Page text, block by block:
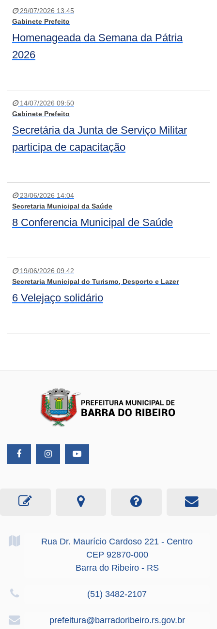
29/07/2026 13:45
Gabinete Prefeito
Homenageada da Semana da Pátria
2026
14/07/2026 09:50
Gabinete Prefeito
Secretária da Junta de Serviço Militar
participa de capacitação
23/06/2026 14:04
Secretaria Municipal da Saúde
8 Conferencia Municipal de Saúde
19/06/2026 09:42
Secretaria Municipal do Turismo, Desporto e Lazer
6 Velejaço solidário
Rua Dr. Maurício Cardoso 221 - Centro
CEP 92870-000
Barra do Ribeiro - RS
(51) 3482-2107
prefeitura@barradoribeiro.rs.gov.br